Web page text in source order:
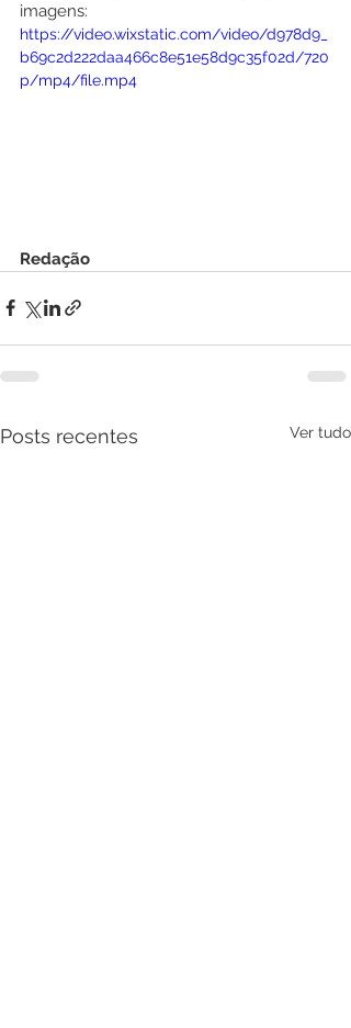
imagens:
https://video.wixstatic.com/video/d978d9_
b69c2d222daa466c8e51e58d9c35f02d/720
p/mp4/file.mp4
Redação
Posts recentes Ver tudo